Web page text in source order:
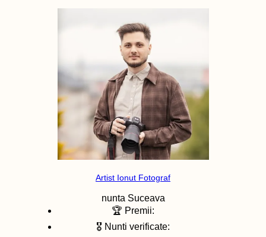
Artist Ionut Fotograf
nunta Suceava
🏆 Premii:
🎖️ Nunti verificate: